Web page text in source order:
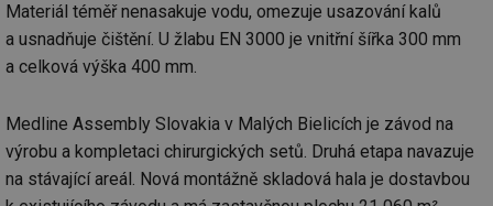
Materiál téměř nenasakuje vodu, omezuje usazování kalů
a usnadňuje čištění. U žlabu EN 3000 je vnitřní šířka 300 mm
a celková výška 400 mm.
Medline Assembly Slovakia v Malých Bielicích je závod na
výrobu a kompletaci chirurgických setů. Druhá etapa navazuje
na stávající areál. Nová montážně skladová hala je dostavbou